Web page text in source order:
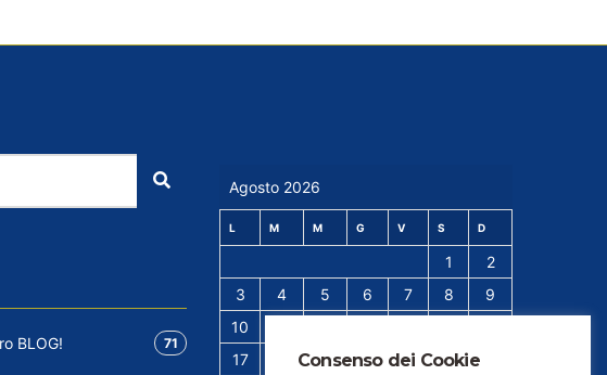
BLOG! 71
Agosto 2026
L M M G V S D
1
2
3
4 5 6 7 8
9
10
17
19 20 21 22
Consenso dei Cookie